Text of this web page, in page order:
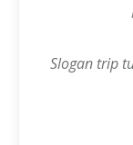
Slogan trip